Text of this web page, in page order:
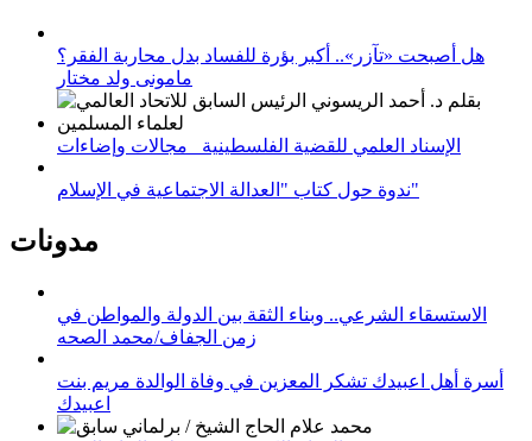
هل أصبحت «تآزر».. أكبر بؤرة للفساد بدل محاربة الفقر؟
مامونى ولد مختار
الإسناد العلمي للقضية الفلسطينية_ مجالات وإضاءات
ندوة حول كتاب "العدالة الاجتماعية في الإسلام"
مدونات
الاستسقاء الشرعي.. وبناء الثقة بين الدولة والمواطن في
زمن الجفاف/محمد الصحه
أسرة أهل اعبيدك تشكر المعزين في وفاة الوالدة مريم بنت
اعبيدك